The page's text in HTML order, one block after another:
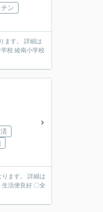
ン
ます。 詳細は
ます。 詳細は